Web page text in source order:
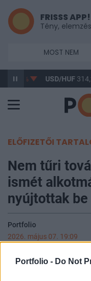
Portfolio - Do Not
FRISSS APP!
Tény,
MOST NEM
-0,61% USD/HUF
ELŐFIZETŐI
Nem tűri
ismét
nyújtottak be
Portfolio
2026. május 07. 19:09
Az OTP Bank